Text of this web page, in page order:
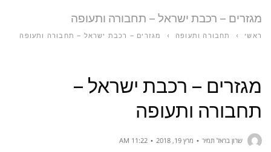
מגזרים – רכבת ישראל – תחבורה ותעופה
ראשי › תחבורה ותעופה › מגזרים – רכבת ישראל – תחבורה ותעופה
מגזרים – רכבת ישראל –
תחבורה ותעופה
שרון בראל תמיר מרץ 19, 2018 11:22 AM